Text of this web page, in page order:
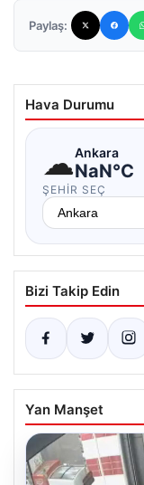
Paylaş:
Hava Durumu
☁Ankara
NaN°C
ŞEHIR SEÇ
Bizi Takip Edin
Yan Manşet